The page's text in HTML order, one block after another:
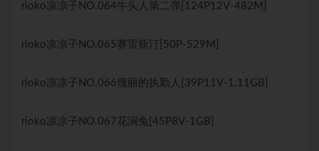
rioko凉凉子NO.064牛头人第二弹[124P12V-482M]
rioko凉凉子NO.065赛雷斯汀[50P-529M]
rioko凉凉子NO.066瑰丽的执勤人[39P11V-1.11GB]
rioko凉凉子NO.067花涧兔[45P8V-1GB]